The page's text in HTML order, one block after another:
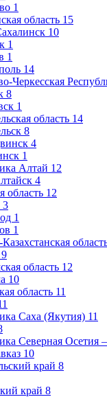
1
область 15
10
1
1
14
Черкесская
8
1
область 14
8
4
1
Алтай 12
4
область 12
3
1
1
9
область 12
10
область 11
Саха (Якутия) 11
Северная
10
край 8
край 8